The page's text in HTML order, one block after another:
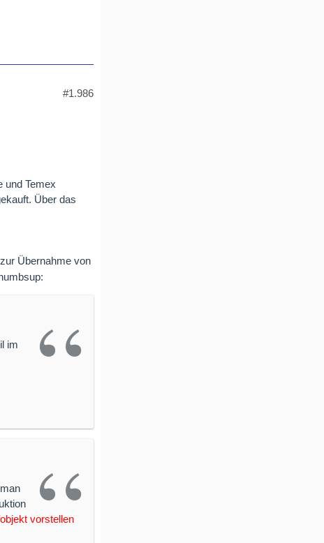
#1.986
und Temex
Über das
Übernahme von
im
vorstellen